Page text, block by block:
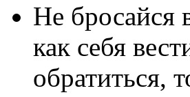
Не бросайся
как себя
обратиться,